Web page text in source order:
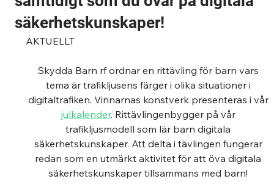
säkerhetskunskaper!
AKTUELLT
Skydda Barn rf ordnar en rittävling för barn vars
tema är trafikljusens färger i olika situationer i
digitaltrafiken. Vinnarnas konstverk presenteras i vår
julkalender. Rittävlingenbygger på vår
trafikljusmodell som lär barn digitala
säkerhetskunskaper. Att delta i tävlingen fungerar
redan som en utmärkt aktivitet för att öva digitala
säkerhetskunskaper tillsammans med barn!